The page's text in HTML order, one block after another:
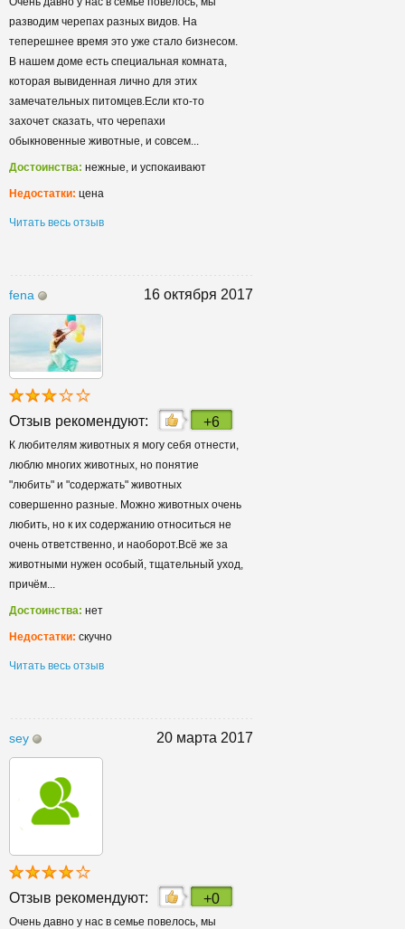
разводим черепах разных видов. На
теперешнее время это уже стало бизнесом.
В нашем доме есть специальная комната,
которая вывиденная лично для этих
замечательных питомцев.Если кто-то
захочет сказать, что черепахи
обыкновенные животные, и совсем...
Достоинства: нежные, и успокаивают
Недостатки: цена
Читать весь отзыв
fena 16 октября 2017
Отзыв рекомендуют: +6
К любителям животных я могу себя отнести,
люблю многих животных, но понятие
"любить" и "содержать" животных
совершенно разные. Можно животных очень
любить, но к их содержанию относиться не
очень ответственно, и наоборот.Всё же за
животными нужен особый, тщательный уход,
причём...
Достоинства: нет
Недостатки: скучно
Читать весь отзыв
sey 20 марта 2017
Отзыв рекомендуют: +0
Очень давно у нас в семье повелось, мы